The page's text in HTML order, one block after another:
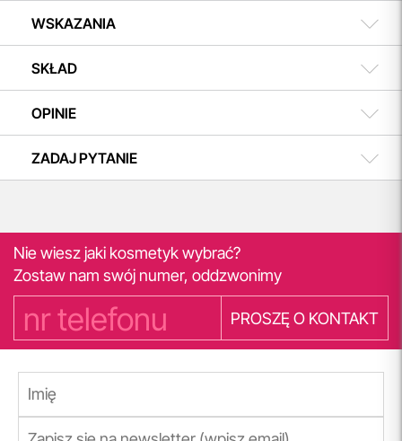
WSKAZANIA
SKŁAD
OPINIE
ZADAJ PYTANIE
Nie wiesz jaki kosmetyk wybrać?
Zostaw nam swój numer, oddzwonimy
PROSZĘ O KONTAKT